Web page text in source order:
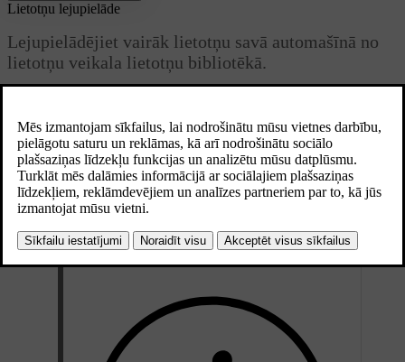
Lietotņu lejupielāde
Lejupielādējiet vairāk lietotņu savā automašīnā no
lietotņu veikala lietotņu bibliotēkā.
veikalā varat atrast un lejupielādēt vēl citas.
Lai varētu lejupielādēt lietotnes, jūsu automašīnai jābūt nekustīgai un
savienotai ar internetu.
NospiedietIegūt vēl lietotnes, lai pārietu uz lietotņu veikalu.